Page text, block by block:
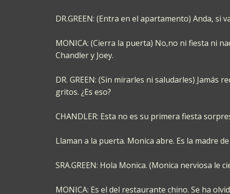
DR.GREEN: (Entra en el apartamento) Anda, si
MONICA: (Cierra la puerta) No,no ni fiesta ni
Chandler y Joey.
DR. GREEN: (Sin mirarles ni saludarles) Jamás
gritos. ¿Es eso?
CHANDLER: Esta no es su primera fiesta
Llaman a la puerta. Monica abre. Es la madre de
SRA.GREEN: Hola Monica. (Monica nerviosa le
MONICA: Es el del restaurante chino. Se ha